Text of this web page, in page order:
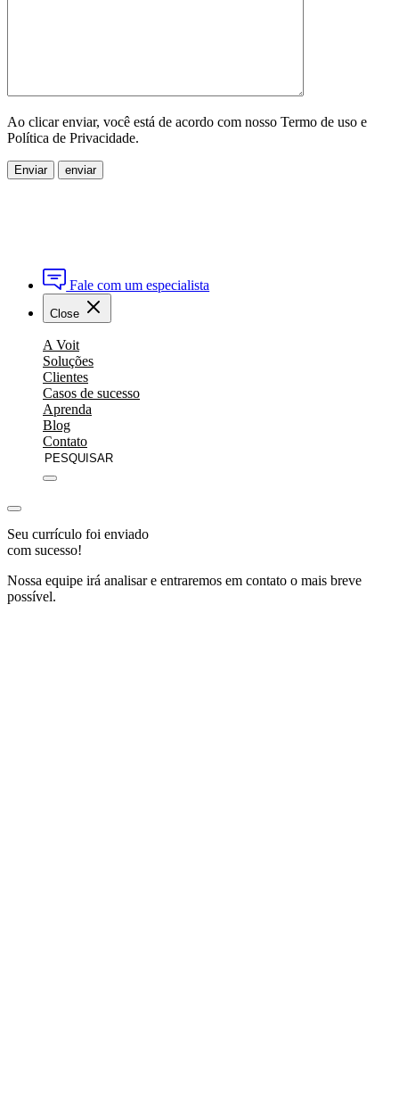
Ao clicar enviar, você está de acordo com nosso Termo de uso e
Política de Privacidade.
Enviar
Fale com um especialista
Close
A Voit
Soluções
Clientes
Casos de sucesso
Aprenda
Blog
Contato
Seu currículo foi enviado
com sucesso!
Nossa equipe irá analisar e entraremos em contato o mais breve
possível.